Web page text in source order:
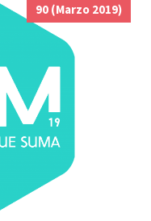
90 (Marzo 2019)